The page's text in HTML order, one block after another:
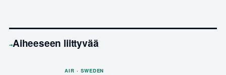
→Aiheeseen liittyvää
AIR · SWEDEN